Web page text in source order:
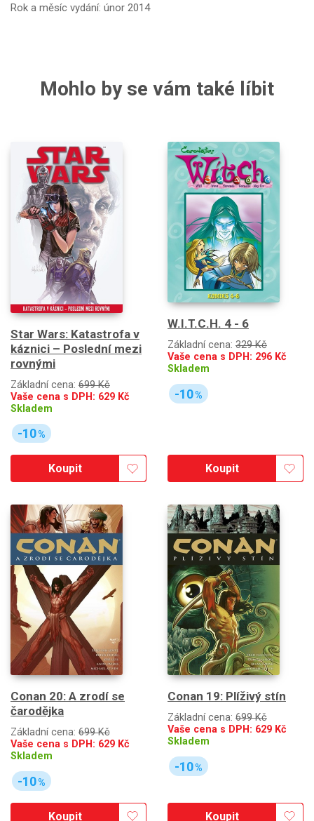
Rok a měsíc vydání: únor 2014
Mohlo by se vám také líbit
Star Wars: Katastrofa v
káznici – Poslední mezi
rovnými
Základní cena: 699 Kč
Vaše cena s DPH: 629 Kč
Skladem
-10%
Koupit
W.I.T.C.H. 4 - 6
Základní cena: 329 Kč
Vaše cena s DPH: 296 Kč
Skladem
-10%
Koupit
Conan 20: A zrodí se
čarodějka
Základní cena: 699 Kč
Vaše cena s DPH: 629 Kč
Skladem
-10%
Koupit
Conan 19: Plíživý stín
Základní cena: 699 Kč
Vaše cena s DPH: 629 Kč
Skladem
-10%
Koupit